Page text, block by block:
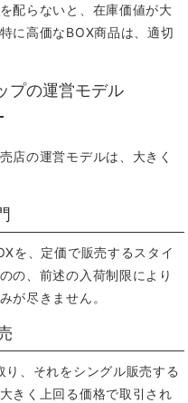
配らないと、在庫価値が大
に高価なBOX商品は、適切
プの運営モデル
店の運営モデルは、大きく
を、定価で販売するスタイ
の、前述の入荷制限により
が尽きません。
、それをシングル販売する
きく上回る価格で取引され